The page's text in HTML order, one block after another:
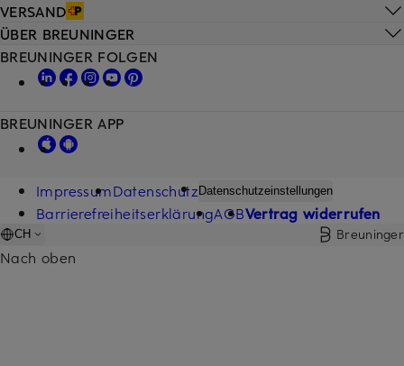
VERSAND
ÜBER BREUNINGER
BREUNINGER FOLGEN
BREUNINGER APP
ImpressumDatenschutz Datenschutzeinstellungen
BarrierefreiheitserklärungAGBVertrag widerrufen
CH Breuninger
Nach oben